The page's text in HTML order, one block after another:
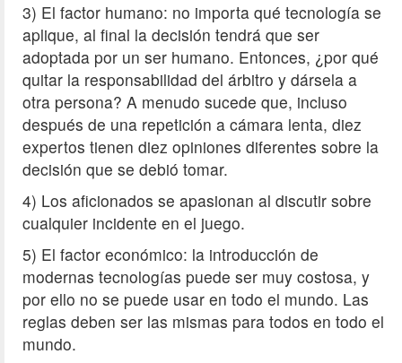
3) El factor humano: no importa qué tecnología se
aplique, al final la decisión tendrá que ser
adoptada por un ser humano. Entonces, ¿por qué
quitar la responsabilidad del árbitro y dársela a
otra persona? A menudo sucede que, incluso
después de una repetición a cámara lenta, diez
expertos tienen diez opiniones diferentes sobre la
decisión que se debió tomar.
4) Los aficionados se apasionan al discutir sobre
cualquier incidente en el juego.
5) El factor económico: la introducción de
modernas tecnologías puede ser muy costosa, y
por ello no se puede usar en todo el mundo. Las
reglas deben ser las mismas para todos en todo el
mundo.